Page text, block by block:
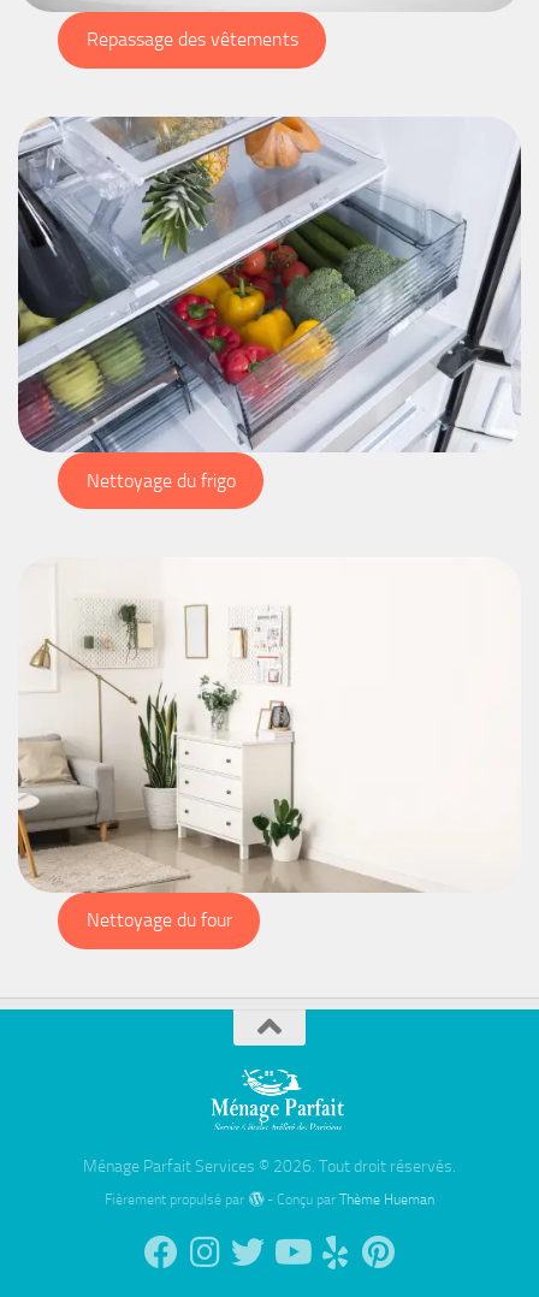
Repassage des vêtements
Nettoyage du frigo
Nettoyage du four
Ménage Parfait Services © 2026. Tout droit réservés.
Fièrement propulsé par - Conçu par Thème Hueman